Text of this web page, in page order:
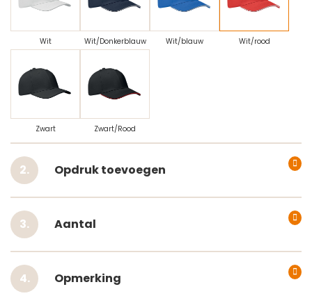
Wit Wit/Donkerblauw Wit/blauw Wit/rood
Zwart Zwart/Rood
Opdruk toevoegen
Aantal
Opmerking